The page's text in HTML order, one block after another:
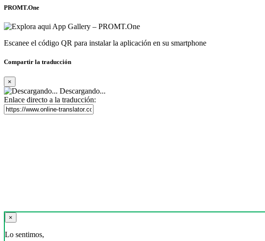
PROMT.One
Escanee el código QR para instalar la aplicación en su smartphone
Compartir la traducción
×
Descargando...
Enlace directo a la traducción:
×
Lo sentimos,